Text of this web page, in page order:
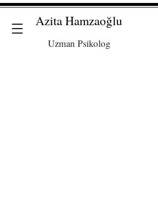
Azita Hamzaoğlu
Uzman Psikolog